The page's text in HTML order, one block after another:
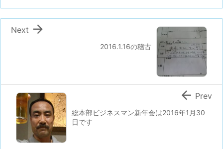
2016.1.16の稽古

Next
総本部ビジネスマン新年会は2016年1月30
日です
 Prev